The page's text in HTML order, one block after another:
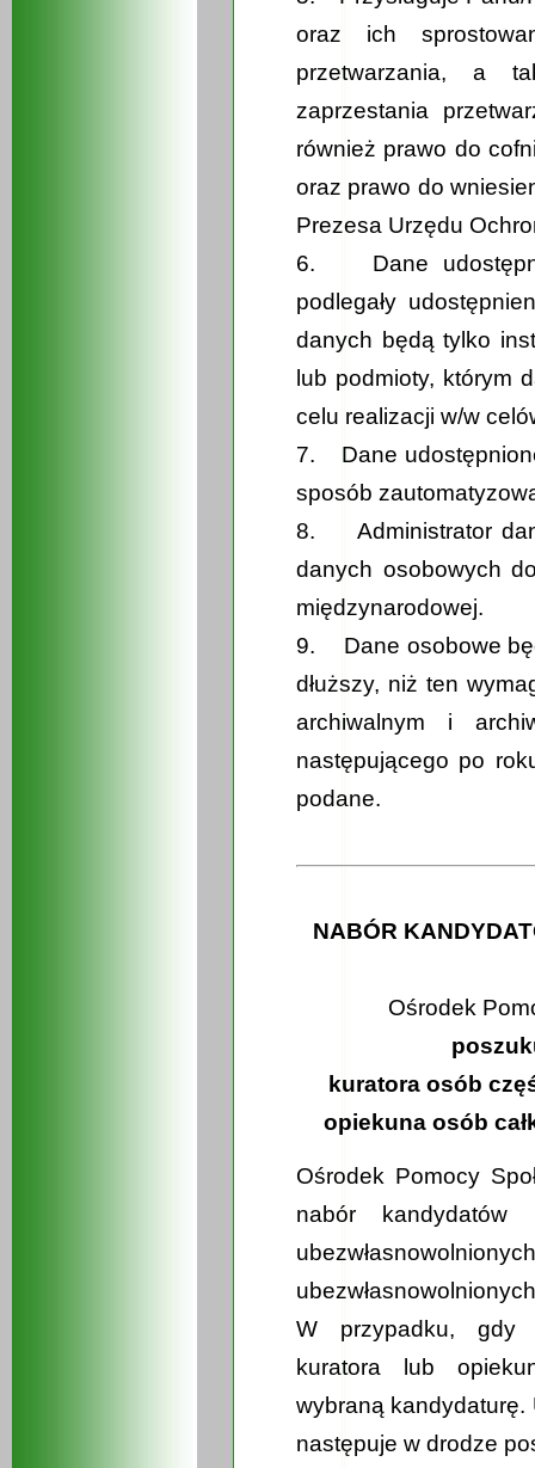
oraz ich
przetwarzania, a
zaprzestania
również prawo do
oraz prawo do
Prezesa Urzędu
6. Dane
podlegały
danych będą tylko
lub podmioty, którym
celu realizacji w/w
7. Dane
sposób
8. Administrator
danych osobowych
międzynarodowej.
9. Dane osobowe
dłuższy, niż ten
archiwalnym i
następującego po
podane.
NABÓR
Ośrodek
kuratora osób
opiekuna osób
Ośrodek Pomocy
nabór
W przypadku, gdy
kuratora lub
wybraną
następuje w drodze